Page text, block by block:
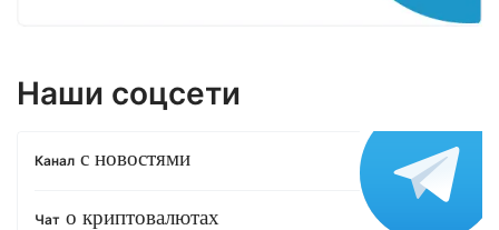
Наши соцсети
Канал с новостями
Чат о криптовалютах